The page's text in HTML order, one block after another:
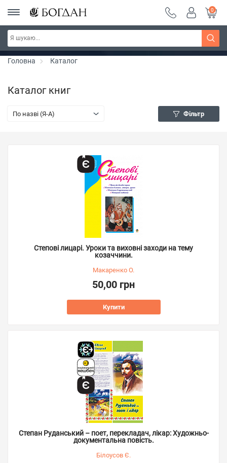
РОЗПРОДАЖ ~ 150 грн ~ 200 грн ~ 250 грн ~
300 грн ~ РОЗПРОДАЖ
Дізнатись більше
0
Головна Каталог
Каталог книг
По назві (Я-А) Фільтр
Степові лицарі. Уроки та виховні заходи на тему
козаччини.
Макаренко О.
50,00 грн
Купити
Степан Руданський – поет, перекладач, лікар: Художньо-
документальна повість.
Білоусов Є.